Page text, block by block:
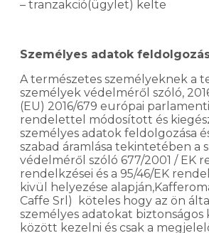
– tranzakció(ügylet) kelte
Személyes adatok
A természetes személyeknek a
személyek védelméről szóló,
(EU) 2016/679 európai
rendelettel módosított és
személyes adatok feldolgozása
szabad áramlása tekintetében a
védelméről szóló 677/2001 / EK
rendelkzései és a 95/46/EK
kivül helyezése
Caffe Srl) köteles hogy az ön
személyes adatokat
között kezelni és csak a